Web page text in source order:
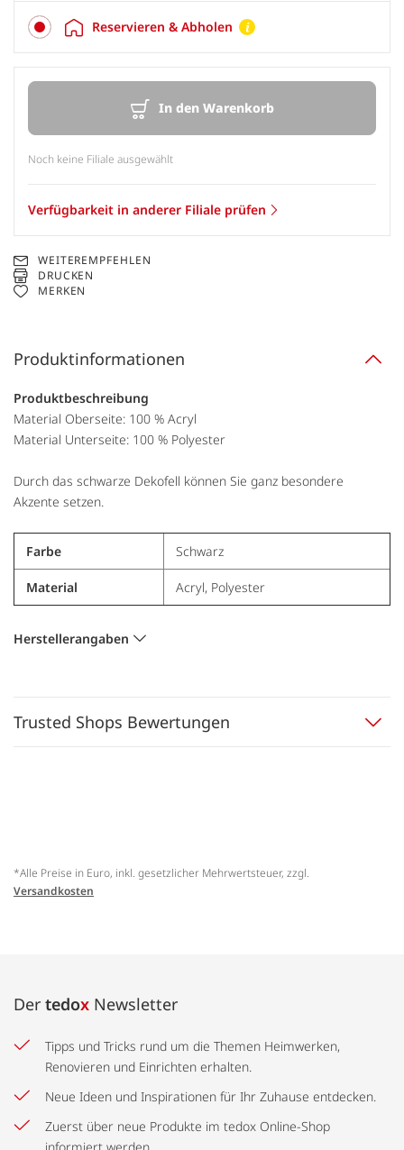
Reservieren & Abholen
In den Warenkorb
Noch keine Filiale ausgewählt
Verfügbarkeit in anderer Filiale prüfen
WEITEREMPFEHLEN
DRUCKEN
MERKEN
Produktinformationen
Produktbeschreibung
Material Oberseite: 100 % Acryl
Material Unterseite: 100 % Polyester
Durch das schwarze Dekofell können Sie ganz besondere
Akzente setzen.
Farbe Schwarz
Material Acryl, Polyester
Herstellerangaben
Trusted Shops Bewertungen
*Alle Preise in Euro, inkl. gesetzlicher Mehrwertsteuer, zzgl.
Versandkosten
Der tedox Newsletter
Tipps und Tricks rund um die Themen Heimwerken,
Renovieren und Einrichten erhalten.
Neue Ideen und Inspirationen für Ihr Zuhause entdecken.
Zuerst über neue Produkte im tedox Online-Shop